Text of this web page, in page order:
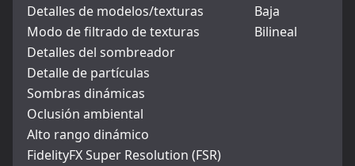
Detalles de modelos/texturas
Baja
Modo de filtrado de texturas
Bilineal
Detalles del sombreador
Detalle de partículas
Sombras dinámicas
Oclusión ambiental
Alto rango dinámico
FidelityFX Super Resolution (FSR)